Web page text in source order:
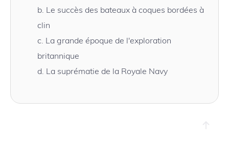
b. Le succès des bateaux à coques bordées à
clin
c. La grande époque de l'exploration
britannique
d. La suprématie de la Royale Navy